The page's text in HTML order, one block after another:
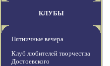
КЛУБЫ
Пятничные вечера
Клуб любителей творчества
Достоевского